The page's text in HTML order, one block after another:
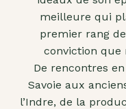
meilleure qui
premier rang
conviction que
De rencontres
Savoie aux
l’Indre, de la